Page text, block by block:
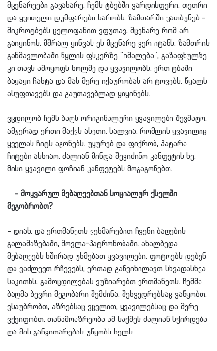
მცენარეები გავახარე. ჩემს ტბებში ვარდისფერი, თეთრი
და ყვითელი დუმფარები ხარობს. ზამთარში ვათბუნებ –
მიკროტბებს ცელოფანით ვფუთავ, მცენარე რომ არ
გაიყინოს. მშრალ ყინვას ეს მცენარე ვერ იტანს. ზამთრის
განმავლობაში წყლის ფსკერზე “იმალება”, გაზაფხულზე
კი თავს ამოყოფს ხოლმე და ყვავილობს. ერთ ტბაში
ბაყაყი ჩახტა და მას მერე იქაურობას არ ტოვებს, წყალს
ასუფთავებს და გაუთავებლად ყიყინებს.
ვცდილობ ჩემს ბაღს ორიგინალური ყვავილები შევმატო.
ამჯერად ერთი მაქვს ასეთი, სალვია, რომლის ყვავილიც
ყველას ჩიტს აგონებს. უყურებ და ფიქრობ, პატარა
ჩიტები ასხიაო. ძალიან მინდა შევიძინო კანფეტის ხე.
მისი ყვავილი ფოჩიან კანფეტებს მოგაგონებთ.
– მოყვარულ მებაღეებთან სოციალურ ქსელში
მეგობრობთ?
– დიახ, და ერთმანეთს ვეხმარებით ჩვენი ბაღების
გალამაზებაში, მოვლა-პატრონობაში. ახალბედა
მებაღეებს ხშირად უხმებათ ყვავილები. ფოტოებს დებენ
და ვაძლევთ რჩევებს, ერთად განვიხილავთ სხვადასხვა
საკითხს, გამოცდილებას ვუზიარებთ ერთმანეთს. ჩემმა
ბაღმა ბევრი მეგობარი შემძინა. შეხვედრებსაც ვაწყობთ,
ვსაუბრობთ, აზრებსაც ვცვლით, ყვავილებსაც და მერე
ვქეიფობთ. თანამოაზრეობა ამ საქმეს ძალიან სჭირდება
და მის განვითარებას უწყობს ხელს.